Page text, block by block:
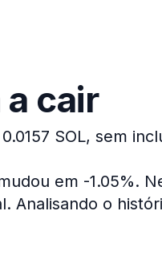
cair
SOL, sem
em -1.05%.
Analisando o